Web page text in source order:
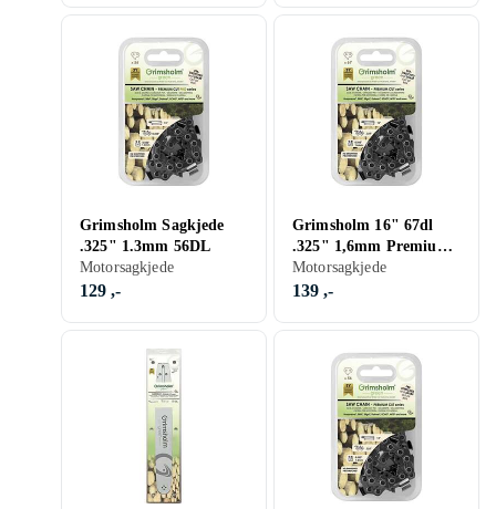
Grimsholm Sagkjede
.325" 1.3mm 56DL
Motorsagkjede
129 ,-
Grimsholm 16" 67dl
.325" 1,6mm Premium
Cut Motorsågskedja
Motorsagkjede
139 ,-